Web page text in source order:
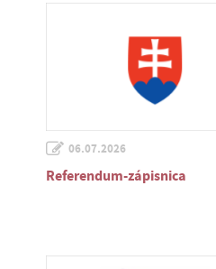
06.07.2026
Referendum-zápisnica